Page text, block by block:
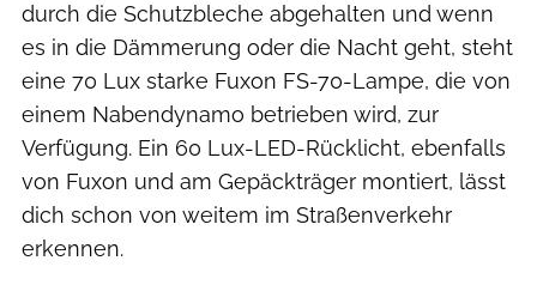
durch die Schutzbleche abgehalten und wenn
es in die Dämmerung oder die Nacht geht, steht
eine 70 Lux starke Fuxon FS-70-Lampe, die von
einem Nabendynamo betrieben wird, zur
Verfügung. Ein 60 Lux-LED-Rücklicht, ebenfalls
von Fuxon und am Gepäckträger montiert, lässt
dich schon von weitem im Straßenverkehr
erkennen.